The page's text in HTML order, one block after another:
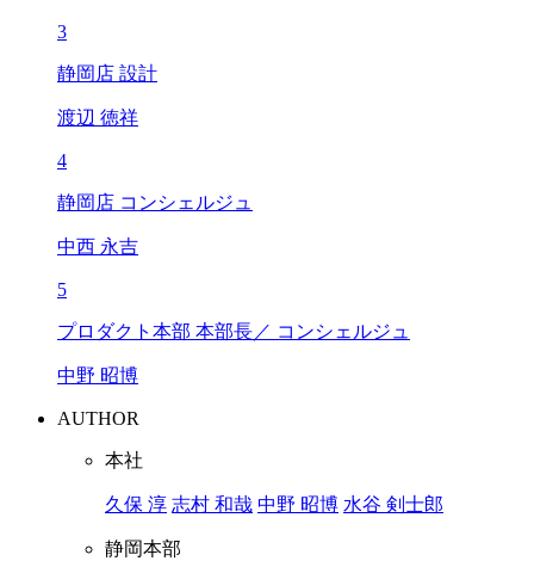
3
静岡店 設計
渡辺 徳祥
4
静岡店 コンシェルジュ
中西 永吉
5
プロダクト本部 本部長／ コンシェルジュ
中野 昭博
AUTHOR
本社
久保 淳 志村 和哉 中野 昭博 水谷 剣士郎
静岡本部